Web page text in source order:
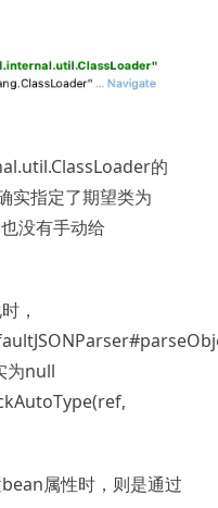
的
实指定了期望类为
没有手动给
，
为null
属性时，则是通过